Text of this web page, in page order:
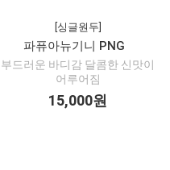
[싱글원두]
파퓨아뉴기니 PNG
부드러운 바디감 달콤한 신맛이
어루어짐
15,000원